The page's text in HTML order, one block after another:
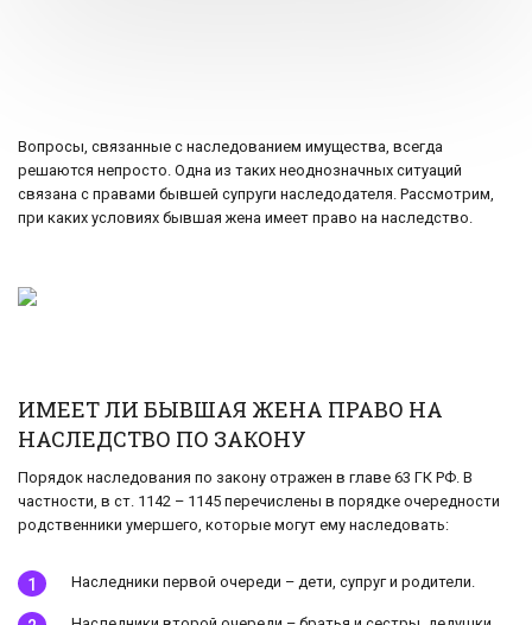
Вопросы, связанные с наследованием имущества, всегда
решаются непросто. Одна из таких неоднозначных ситуаций
связана с правами бывшей супруги наследодателя. Рассмотрим,
при каких условиях бывшая жена имеет право на наследство.
ИМЕЕТ ЛИ БЫВШАЯ ЖЕНА ПРАВО НА
НАСЛЕДСТВО ПО ЗАКОНУ
Порядок наследования по закону отражен в главе 63 ГК РФ. В
частности, в ст. 1142 – 1145 перечислены в порядке очередности
родственники умершего, которые могут ему наследовать:
Наследники первой очереди – дети, супруг и родители.